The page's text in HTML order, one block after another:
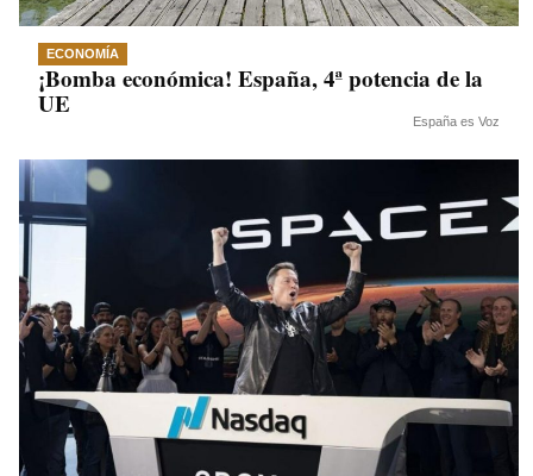
ECONOMÍA
¡Bomba económica! España, 4ª potencia de la
UE
España es Voz